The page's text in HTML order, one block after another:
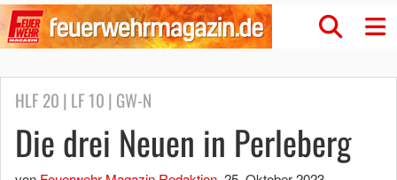
HLF 20 | LF 10 | GW-N
Die drei Neuen in Perleberg